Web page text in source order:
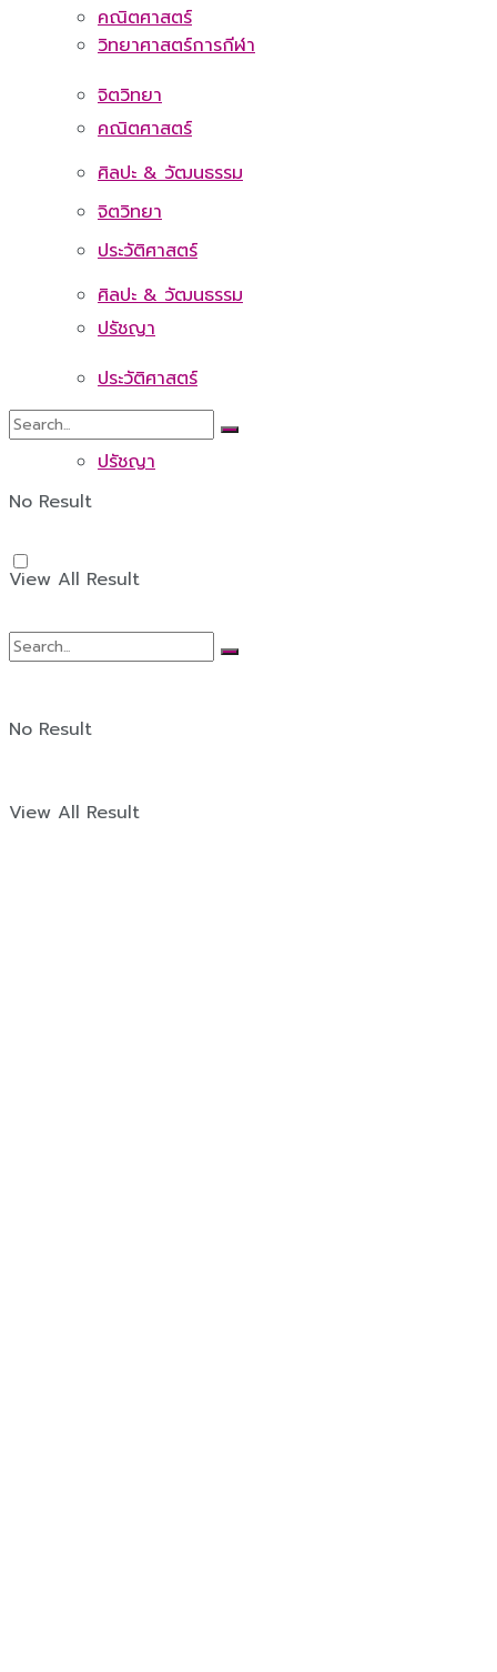
วิทยาศาสตร์การกีฬา
คณิตศาสตร์
จิตวิทยา
ศิลปะ & วัฒนธรรม
ประวัติศาสตร์
ปรัชญา
No Result
View All Result
คณิตศาสตร์
จิตวิทยา
ศิลปะ & วัฒนธรรม
ประวัติศาสตร์
ปรัชญา
No Result
View All Result